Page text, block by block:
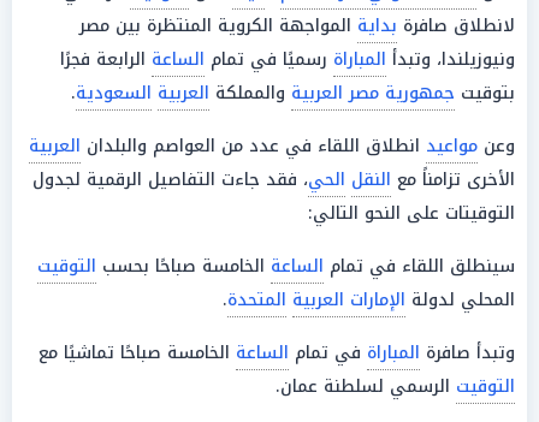
لانطلاق صافرة بداية المواجهة الكروية المنتظرة بين مصر
ونيوزيلندا، وتبدأ المباراة رسميًا في تمام الساعة الرابعة فجرًا
بتوقيت جمهورية مصر العربية والمملكة العربية السعودية.
وعن مواعيد انطلاق اللقاء في عدد من العواصم والبلدان العربية
الأخرى تزامناً مع النقل الحي، فقد جاءت التفاصيل الرقمية لجدول
التوقيتات على النحو التالي:
سينطلق اللقاء في تمام الساعة الخامسة صباحًا بحسب التوقيت
المحلي لدولة الإمارات العربية المتحدة.
وتبدأ صافرة المباراة في تمام الساعة الخامسة صباحًا تماشيًا مع
التوقيت الرسمي لسلطنة عمان.